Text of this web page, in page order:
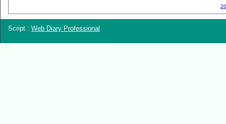
Script : Web Diary Professional